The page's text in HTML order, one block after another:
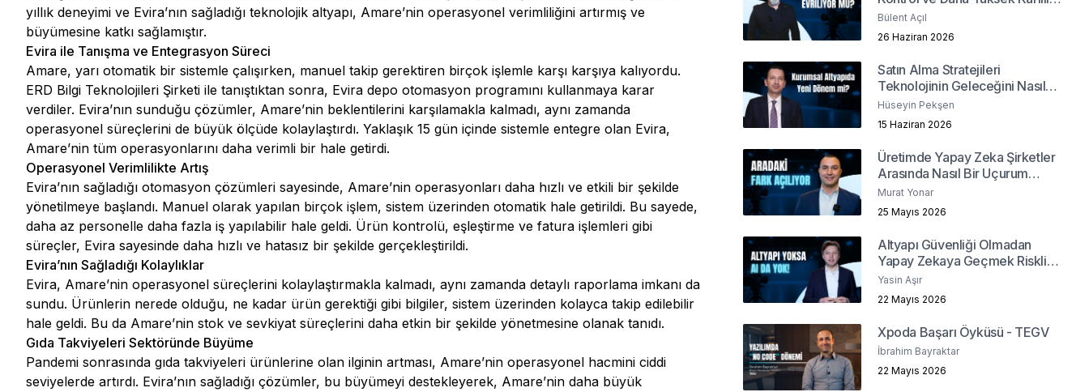
yıllık deneyimi ve Evira’nın sağladığı teknolojik altyapı, Amare’nin operasyonel verimliliğini artırmış ve
büyümesine katkı sağlamıştır.
Evira ile Tanışma ve Entegrasyon Süreci
Amare, yarı otomatik bir sistemle çalışırken, manuel takip gerektiren birçok işlemle karşı karşıya kalıyordu.
ERD Bilgi Teknolojileri Şirketi ile tanıştıktan sonra, Evira depo otomasyon programını kullanmaya karar
verdiler. Evira’nın sunduğu çözümler, Amare’nin beklentilerini karşılamakla kalmadı, aynı zamanda
operasyonel süreçlerini de büyük ölçüde kolaylaştırdı. Yaklaşık 15 gün içinde sistemle entegre olan Evira,
Amare’nin tüm operasyonlarını daha verimli bir hale getirdi.
Operasyonel Verimlilikte Artış
Evira’nın sağladığı otomasyon çözümleri sayesinde, Amare’nin operasyonları daha hızlı ve etkili bir şekilde
yönetilmeye başlandı. Manuel olarak yapılan birçok işlem, sistem üzerinden otomatik hale getirildi. Bu sayede,
daha az personelle daha fazla iş yapılabilir hale geldi. Ürün kontrolü, eşleştirme ve fatura işlemleri gibi
süreçler, Evira sayesinde daha hızlı ve hatasız bir şekilde gerçekleştirildi.
Evira’nın Sağladığı Kolaylıklar
Evira, Amare’nin operasyonel süreçlerini kolaylaştırmakla kalmadı, aynı zamanda detaylı raporlama imkanı da
sundu. Ürünlerin nerede olduğu, ne kadar ürün gerektiği gibi bilgiler, sistem üzerinden kolayca takip edilebilir
hale geldi. Bu da Amare’nin stok ve sevkiyat süreçlerini daha etkin bir şekilde yönetmesine olanak tanıdı.
Gıda Takviyeleri Sektöründe Büyüme
Pandemi sonrasında gıda takviyeleri ürünlerine olan ilginin artması, Amare’nin operasyonel hacmini ciddi
seviyelerde artırdı. Evira’nın sağladığı çözümler, bu büyümeyi destekleyerek, Amare’nin daha büyük
Mümkün mü?
Bülent Açıl
26 Haziran 2026
Satın Alma Stratejileri
Teknolojinin Geleceğini Nasıl
Şekillendiriyor?
Hüseyin Pekşen
15 Haziran 2026
Üretimde Yapay Zeka Şirketler
Arasında Nasıl Bir Uçurum
Yaratacak?
Murat Yonar
25 Mayıs 2026
Altyapı Güvenliği Olmadan
Yapay Zekaya Geçmek Riskli
mi?
Yasin Aşır
22 Mayıs 2026
Xpoda Başarı Öyküsü - TEGV
İbrahim Bayraktar
22 Mayıs 2026